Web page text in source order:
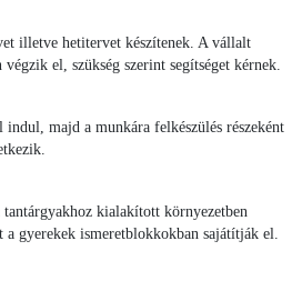
illetve hetitervet készítenek. A vállalt
el, szükség szerint segítséget kérnek.
majd a munkára felkészülés részeként
kialakított környezetben
gyerekek ismeretblokkokban sajátítják el.